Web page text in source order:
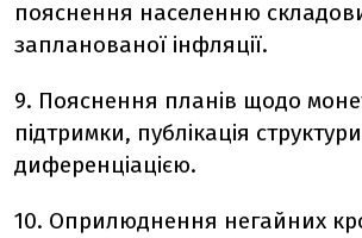
пояснення населенню
запланованої інфляції.
9. Пояснення планів щодо
підтримки, публікація структури
диференціацією.
10. Оприлюднення негайних